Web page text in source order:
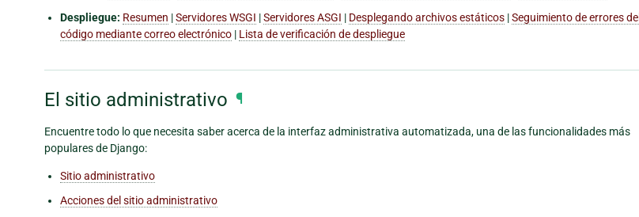
Despliegue: Resumen |Servidores WSGI |Servidores ASGI | Desplegando archivos estáticos |Seguimiento de errores del
código mediante correo electrónico | Lista de verificación de despliegue
El sitio administrativo ¶
Encuentre todo lo que necesita saber acerca de la interfaz administrativa automatizada, una de las funcionalidades más
populares de Django:
Sitio administrativo
Acciones del sitio administrativo